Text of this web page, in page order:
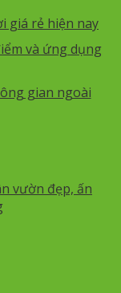
giá rẻ hiện nay
và ứng dụng
gian ngoài
vườn đẹp, ấn